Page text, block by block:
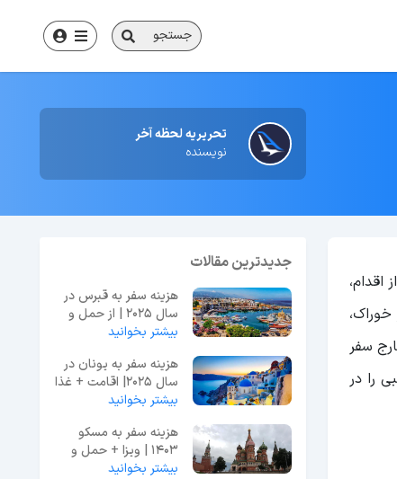
جستجو
تحریریه لحظه آخر
نویسنده
سفر
را در
جدیدترین مقالات
هزینه سفر به قبرس در
سال 2025 | از حمل و
نقل تا جاذبه‌ها
بیشتر بخوانید
هزینه سفر به یونان در
سال 2025| اقامت + غذا
+ جاذبه
بیشتر بخوانید
هزینه سفر به مسکو
1403 | ویزا + حمل و
نقل + تفریحات
بیشتر بخوانید